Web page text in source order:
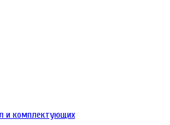
и комплектующих